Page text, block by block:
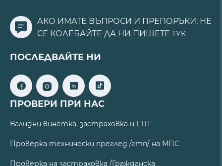
АКО ИМАТЕ ВЪПРОСИ И ПРЕПОРЪКИ, НЕ
СЕ КОЛЕБАЙТЕ ДА НИ ПИШЕТЕ ТУК
ПОСЛЕДВАЙТЕ НИ
ПРОВЕРИ ПРИ НАС
Валидни винетка, застраховка и ГТП
Проверка технически преглед /гтп/ на МПС
Проверка на застраховка /Гражданска